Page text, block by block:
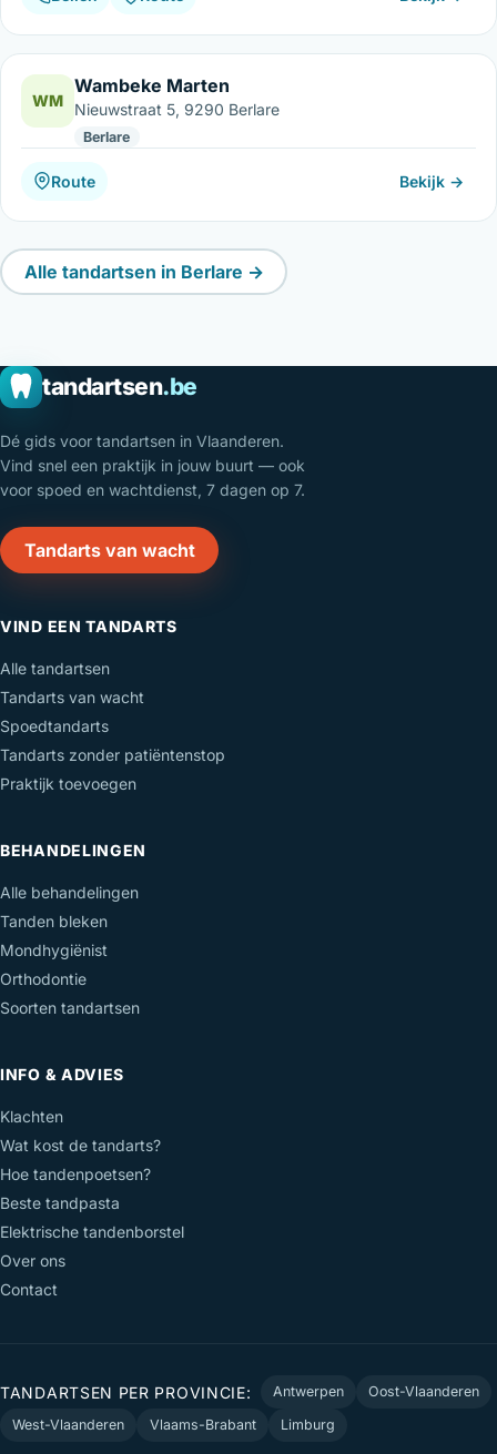
WM
Wambeke Marten
Nieuwstraat 5, 9290 Berlare
Berlare
Route Bekijk →
Alle tandartsen in Berlare →
tandartsen.be
Dé gids voor tandartsen in Vlaanderen.
Vind snel een praktijk in jouw buurt — ook
voor spoed en wachtdienst, 7 dagen op 7.
Tandarts van wacht
VIND EEN TANDARTS
Alle tandartsen
Tandarts van wacht
Spoedtandarts
Tandarts zonder patiëntenstop
Praktijk toevoegen
BEHANDELINGEN
Alle behandelingen
Tanden bleken
Mondhygiënist
Orthodontie
Soorten tandartsen
INFO & ADVIES
Klachten
Wat kost de tandarts?
Hoe tandenpoetsen?
Beste tandpasta
Elektrische tandenborstel
Over ons
Contact
TANDARTSEN PER PROVINCIE: Antwerpen
Oost-Vlaanderen
West-Vlaanderen
Vlaams-Brabant Limburg